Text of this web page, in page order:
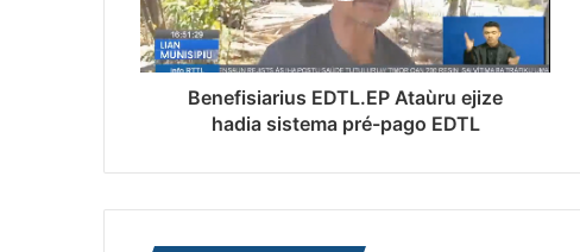
Benefisiarius EDTL.EP Ataùru ejize
hadia sistema pré-pago EDTL